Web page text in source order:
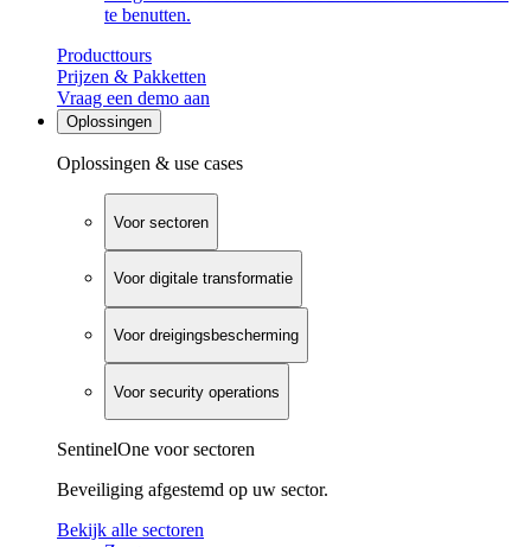
te benutten.
Producttours
Prijzen & Pakketten
Vraag een demo aan
Oplossingen
Oplossingen & use cases
Voor sectoren
Voor digitale transformatie
Voor dreigingsbescherming
Voor security operations
SentinelOne voor sectoren
Beveiliging afgestemd op uw sector.
Bekijk alle sectoren